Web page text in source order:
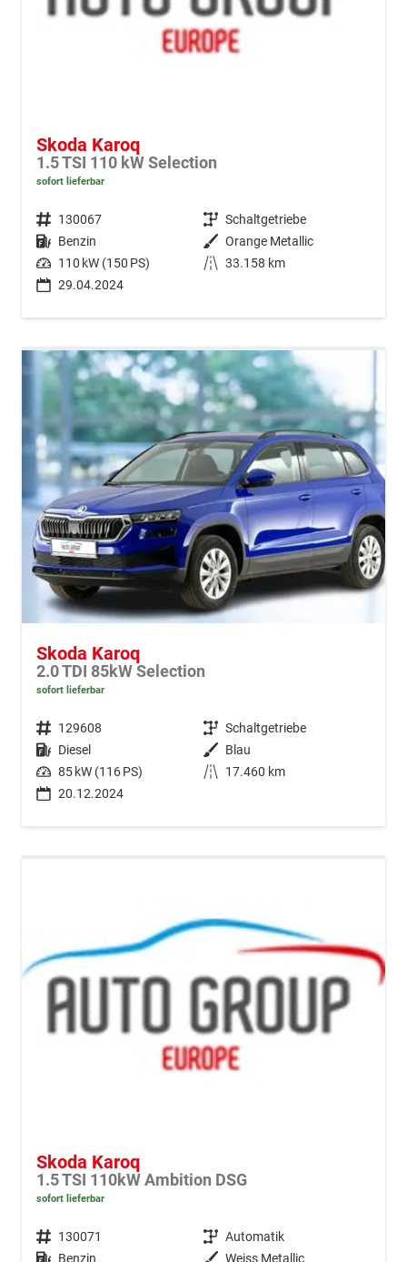
Skoda Karoq
1.5 TSI 110 kW Selection
sofort lieferbar
Fahrzeugnr. 130067 Getriebe Schaltgetriebe
Kraftstoff Benzin Außenfarbe Orange Metallic
Leistung 110 kW (150 PS) Kilometerstand 33.158 km
29.04.2024
Skoda Karoq
2.0 TDI 85kW Selection
sofort lieferbar
Fahrzeugnr. 129608 Getriebe Schaltgetriebe
Kraftstoff Diesel Außenfarbe Blau
Leistung 85 kW (116 PS) Kilometerstand
17.460 km
20.12.2024
Skoda Karoq
1.5 TSI 110kW Ambition DSG
sofort lieferbar
Fahrzeugnr. 130071 Getriebe Automatik
Kraftstoff Benzin Außenfarbe Weiss Metallic